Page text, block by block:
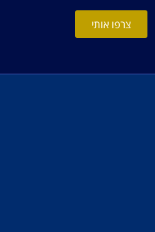
צרפו אותי